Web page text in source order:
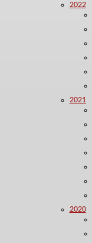
2022
2021
2020